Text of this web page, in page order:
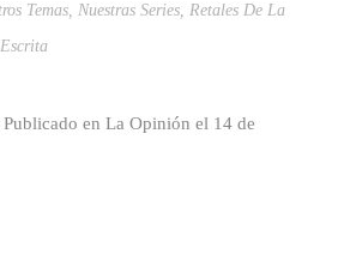
Temas, Nuestras Series, Retales De La
en La Opinión el 14 de